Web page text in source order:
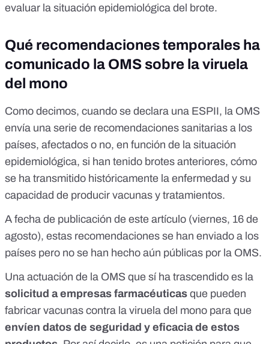
evaluar la situación epidemiológica del brote.
Qué recomendaciones temporales ha
comunicado la OMS sobre la viruela
del mono
Como decimos, cuando se declara una ESPII, la OMS
envía una serie de recomendaciones sanitarias a los
países, afectados o no, en función de la situación
epidemiológica, si han tenido brotes anteriores, cómo
se ha transmitido históricamente la enfermedad y su
capacidad de producir vacunas y tratamientos.
A fecha de publicación de este artículo (viernes, 16 de
agosto), estas recomendaciones se han enviado a los
países pero no se han hecho aún públicas por la OMS.
Una actuación de la OMS que sí ha trascendido es la
solicitud a empresas farmacéuticas que pueden
fabricar vacunas contra la viruela del mono para que
envíen datos de seguridad y eficacia de estos